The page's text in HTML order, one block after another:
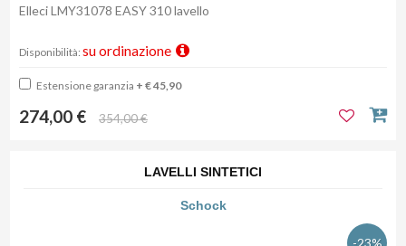
Elleci LMY31078 EASY 310 lavello
Disponibilità: su ordinazione
Estensione garanzia + € 45,90
274,00 € 354,00 €
LAVELLI SINTETICI
Schock
-23%